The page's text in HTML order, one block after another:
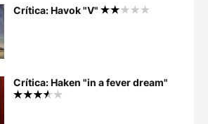
Crítica: Havok "V"
Crítica: Haken "in a fever dream"